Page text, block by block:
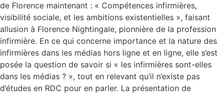
de Florence maintenant : « Compétences infirmières,
visibilité sociale, et les ambitions existentielles », faisant
allusion à Florence Nightingale, pionnière de la profession
infirmière. En ce qui concerne importance et la nature des
infirmières dans les médias hors ligne et en ligne, elle s’est
posée la question de savoir si « les infirmières sont-elles
dans les médias ? », tout en relevant qu’il n’existe pas
d’études en RDC pour en parler. La présentation de